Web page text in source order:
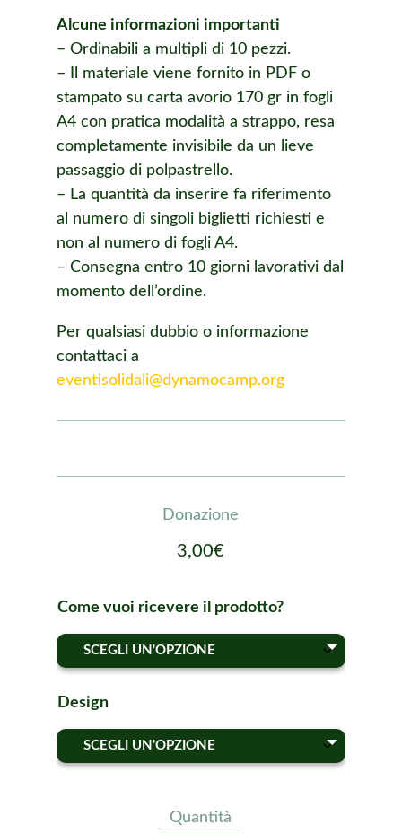
Alcune informazioni importanti
– Ordinabili a multipli di 10 pezzi.
– Il materiale viene fornito in PDF o
stampato su carta avorio 170 gr in fogli
A4 con pratica modalità a strappo, resa
completamente invisibile da un lieve
passaggio di polpastrello.
– La quantità da inserire fa riferimento
al numero di singoli biglietti richiesti e
non al numero di fogli A4.
– Consegna entro 10 giorni lavorativi dal
momento dell’ordine.
Per qualsiasi dubbio o informazione
contattaci a
eventisolidali@dynamocamp.org
3,00€
Come vuoi ricevere il prodotto?
Design